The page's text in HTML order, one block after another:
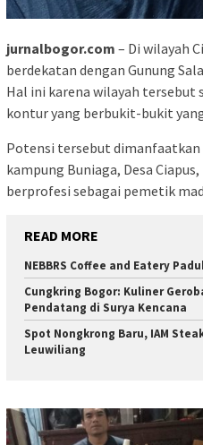
jurnalbogor.com – Di wilayah
berdekatan dengan Gunung
Hal ini karena wilayah tersebut
kontur yang berbukit-bukit
Potensi tersebut dimanfaatkan
kampung Buniaga, Desa
berprofesi sebagai pemetik
READ MORE
NEBBRS Coffee and Eatery
Cungkring Bogor: Kuliner
Pendatang di Surya Kencana
Spot Nongkrong Baru, IAM
Leuwiliang